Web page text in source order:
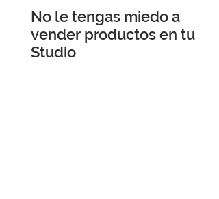
No le tengas miedo a
vender productos en tu
Studio